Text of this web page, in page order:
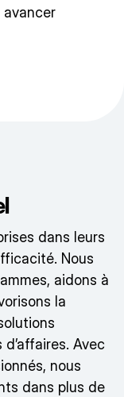
avancer
dans leurs
Nous
aidons à
la
Avec
nous
dans plus de